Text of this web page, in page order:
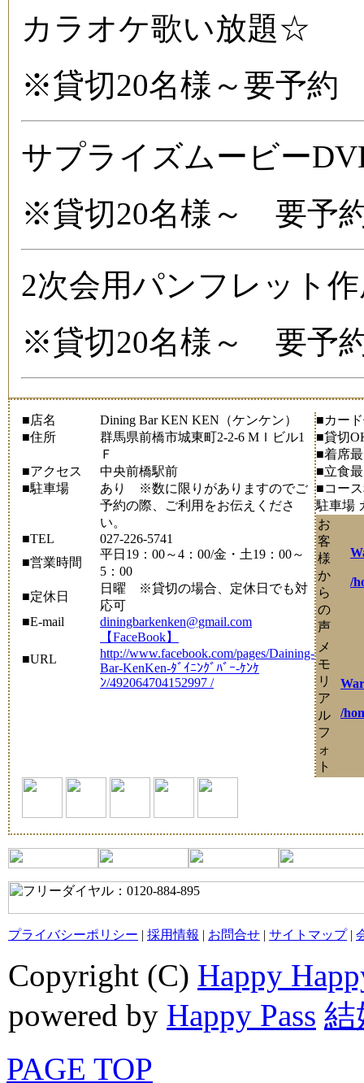
カラオケ歌い放題☆
※貸切20名様～要予約
サプライズムービー
※貸切20名様～ 要予
2次会用パンフレット
※貸切20名様～ 要予
■店名
Dining Bar KEN KEN（ケンケン）
■住所
群馬県前橋市城東町2-2-6 MＩビル1
Ｆ
■アクセス
中央前橋駅前
■駐車場
あり ※数に限りがありますのでご
予約の際、ご利用をお伝えくださ
い。
■TEL
027-226-5741
■営業時間
平日19：00～4：00/金・土19：00～
5：00
■定休日
日曜 ※貸切の場合、定休日でも対
応可
■E-mail
diningbarkenken@gmail.com
■URL
【FaceBook】
http://www.facebook.com/pages/Daining-
Bar-KenKen-ﾀﾞｲﾆﾝｸﾞﾊﾞｰ-ｹﾝｹ
ﾝ/492064704152997 /
■カー
■貸切
■着席
■立食
■コー
駐車場
お
客
様
か
ら
の
声
/
メ
モ
リ
ア
ル
フ
ォ
ト
/
プライバシーポリシー | 採用情報 | お問合せ | サイトマップ|
Copyright (C) Happy
powered by Happy Pass 結
PAGE TOP